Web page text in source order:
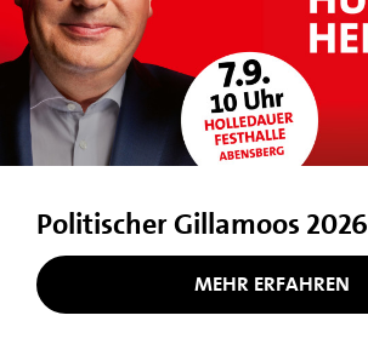
Politischer Gillamoos 2026
MEHR ERFAHREN